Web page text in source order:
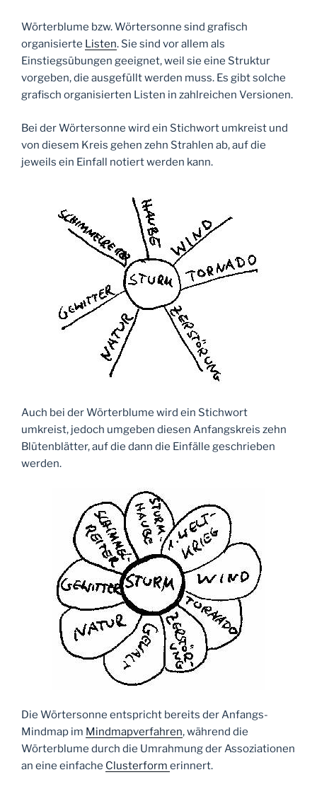
Wörterblume bzw. Wörtersonne sind grafisch
organisierte Listen. Sie sind vor allem als
Einstiegsübungen geeignet, weil sie eine Struktur
vorgeben, die ausgefüllt werden muss. Es gibt solche
grafisch organisierten Listen in zahlreichen Versionen.
Bei der Wörtersonne wird ein Stichwort umkreist und
von diesem Kreis gehen zehn Strahlen ab, auf die
jeweils ein Einfall notiert werden kann.
Auch bei der Wörterblume wird ein Stichwort
umkreist, jedoch umgeben diesen Anfangskreis zehn
Blütenblätter, auf die dann die Einfälle geschrieben
werden.
Die Wörtersonne entspricht bereits der Anfangs-
Mindmap im Mindmapverfahren, während die
Wörterblume durch die Umrahmung der Assoziationen
an eine einfache Clusterform erinnert.